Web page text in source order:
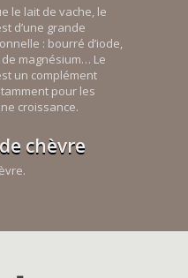
le lait de vache, le
d’une grande
: bourré d’iode,
magnésium… Le
un complément
pour les
croissance.
chèvre